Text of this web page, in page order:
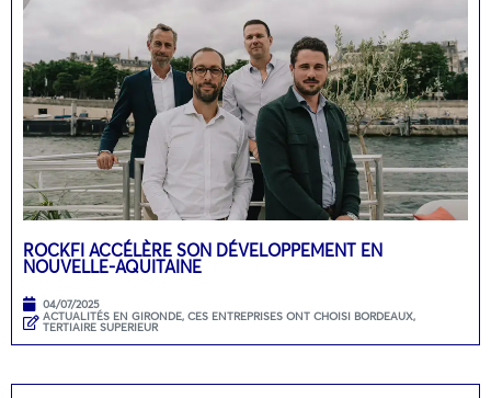
ROCKFI ACCÉLÈRE SON DÉVELOPPEMENT EN
NOUVELLE-AQUITAINE
04/07/2025
ACTUALITÉS EN GIRONDE, CES ENTREPRISES ONT CHOISI BORDEAUX,
TERTIAIRE SUPERIEUR